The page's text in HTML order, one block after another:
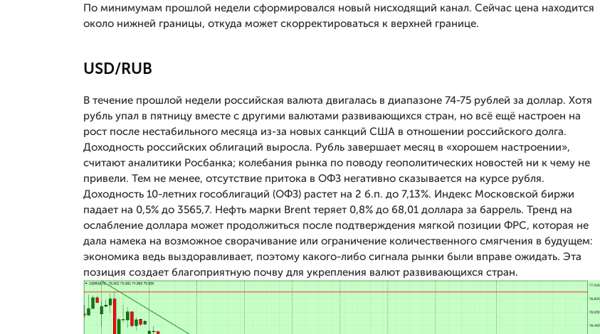
По минимумам прошлой недели сформировался новый нисходящий канал. Сейчас цена находится
около нижней границы, откуда может скорректироваться к верхней границе.
USD/RUB
В течение прошлой недели российская валюта двигалась в диапазоне 74-75 рублей за доллар. Хотя
рубль упал в пятницу вместе с другими валютами развивающихся стран, но всё ещё настроен на
рост после нестабильного месяца из-за новых санкций США в отношении российского долга.
Доходность российских облигаций выросла. Рубль завершает месяц в «хорошем настроении»,
считают аналитики Росбанка; колебания рынка по поводу геополитических новостей ни к чему не
привели. Тем не менее, отсутствие притока в ОФЗ негативно сказывается на курсе рубля.
Доходность 10-летних гособлигаций (ОФЗ) растет на 2 б.п. до 7,13%. Индекс Московской биржи
падает на 0,5% до 3565,7. Нефть марки Brent теряет 0,8% до 68,01 доллара за баррель. Тренд на
ослабление доллара может продолжиться после подтверждения мягкой позиции ФРС, которая не
дала намека на возможное сворачивание или ограничение количественного смягчения в будущем:
экономика ведь выздоравливает, поэтому какого-либо сигнала рынки были вправе ожидать. Эта
позиция создает благоприятную почву для укрепления валют развивающихся стран.